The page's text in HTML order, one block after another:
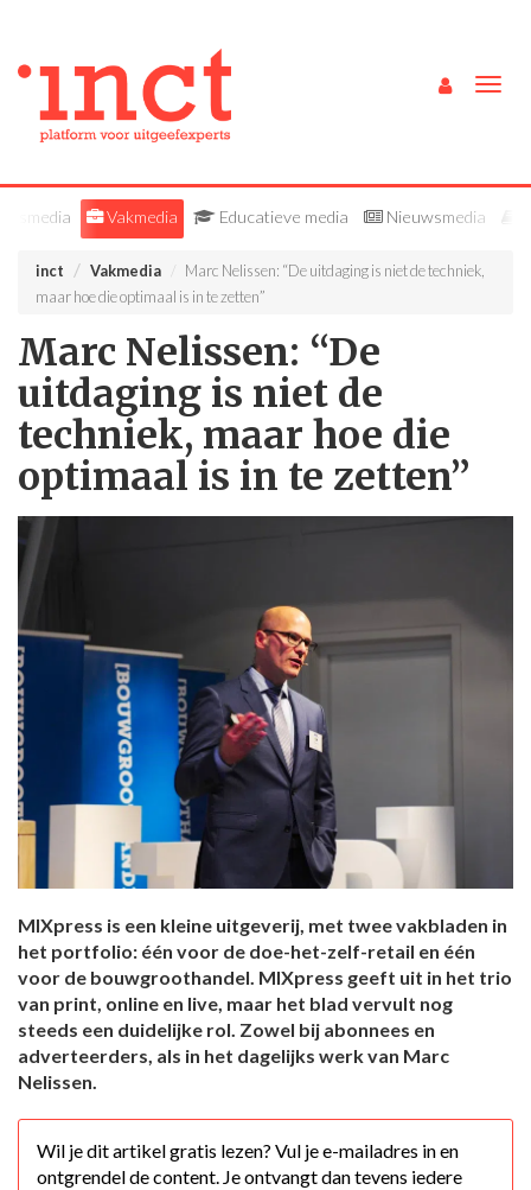
Vakmedia Educatieve media Nieuwsmedia
inct Vakmedia
Marc Nelissen: “De uitdaging is niet de techniek,
maar hoe die optimaal is in te zetten”
Marc Nelissen: “De
uitdaging is niet de
techniek, maar hoe die
optimaal is in te zetten”
MIXpress is een kleine uitgeverij, met twee vakbladen in
het portfolio: één voor de doe-het-zelf-retail en één
voor de bouwgroothandel. MIXpress geeft uit in het trio
van print, online en live, maar het blad vervult nog
steeds een duidelijke rol. Zowel bij abonnees en
adverteerders, als in het dagelijks werk van Marc
Nelissen.
Wil je dit artikel gratis lezen? Vul je e-mailadres in en
ontgrendel de content. Je ontvangt dan tevens iedere